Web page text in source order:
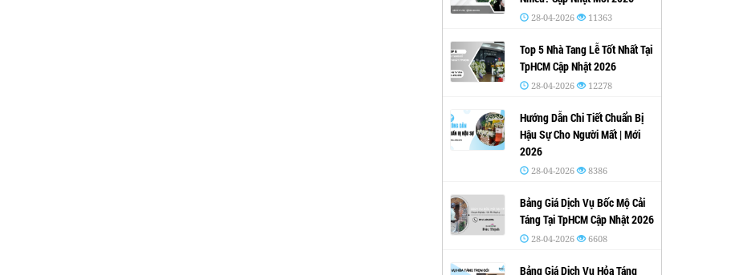
28-04-2026 11363
Top 5 Nhà Tang Lễ Tốt Nhất Tại
TpHCM Cập Nhật 2026
28-04-2026 12278
Hướng Dẫn Chi Tiết Chuẩn Bị
Hậu Sự Cho Người Mất | Mới
2026
28-04-2026 8386
Bảng Giá Dịch Vụ Bốc Mộ Cải
Táng Tại TpHCM Cập Nhật 2026
28-04-2026 6608
Bảng Giá Dịch Vụ Hỏa Táng